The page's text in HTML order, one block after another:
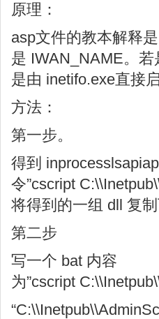
原理：
asp文件的教本解释
是 IWAN_NAME。
是由 inetifo.exe直接
方法：
第一步。
得到
令”cscript
将得到的一组 dll 复制
第二步
写一个 bat 内容
为”cscript